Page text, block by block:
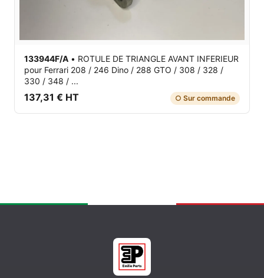
133944F/A • ROTULE DE TRIANGLE AVANT INFERIEUR
pour Ferrari 208 / 246 Dino / 288 GTO / 308 / 328 /
330 / 348 / ...
137,31 € HT ○ Sur commande